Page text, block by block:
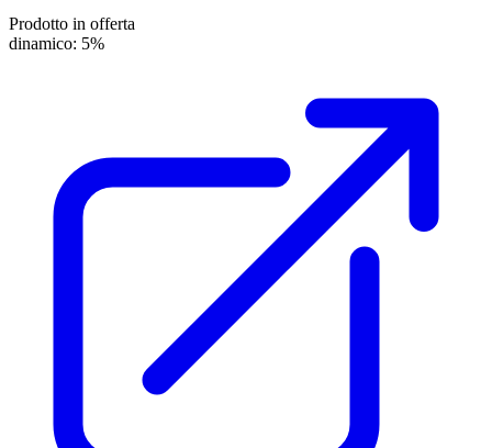
Prodotto in offerta
dinamico: 5%